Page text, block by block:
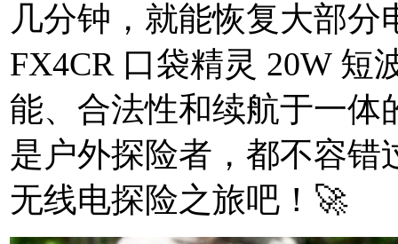
几分钟，就能恢复大部
FX4CR 口袋精灵 20W 短
能、合法性和续航于一体
是户外探险者，都不容错
无线电探险之旅吧！🚀